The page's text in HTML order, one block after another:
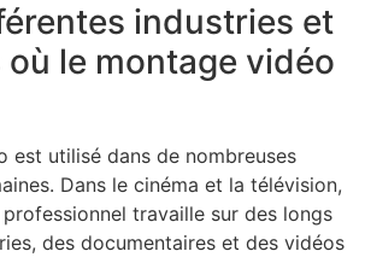
industries et
le montage vidéo
est utilisé dans de nombreuses
Dans le cinéma et la télévision,
travaille sur des longs
des documentaires et des vidéos